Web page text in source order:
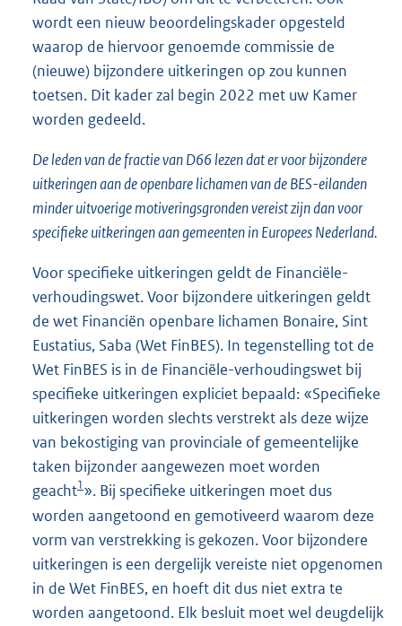
wordt een nieuw beoordelingskader opgesteld
waarop de hiervoor genoemde commissie de
(nieuwe) bijzondere uitkeringen op zou kunnen
toetsen. Dit kader zal begin 2022 met uw Kamer
worden gedeeld.
De leden van de fractie van D66 lezen dat er voor bijzondere
uitkeringen aan de openbare lichamen van de BES-eilanden
minder uitvoerige motiveringsgronden vereist zijn dan voor
specifieke uitkeringen aan gemeenten in Europees Nederland.
Voor specifieke uitkeringen geldt de Financiële-
verhoudingswet. Voor bijzondere uitkeringen geldt
de wet Financiën openbare lichamen Bonaire, Sint
Eustatius, Saba (Wet FinBES). In tegenstelling tot de
Wet FinBES is in de Financiële-verhoudingswet bij
specifieke uitkeringen expliciet bepaald: «Specifieke
uitkeringen worden slechts verstrekt als deze wijze
van bekostiging van provinciale of gemeentelijke
taken bijzonder aangewezen moet worden
geacht1». Bij specifieke uitkeringen moet dus
worden aangetoond en gemotiveerd waarom deze
vorm van verstrekking is gekozen. Voor bijzondere
uitkeringen is een dergelijk vereiste niet opgenomen
in de Wet FinBES, en hoeft dit dus niet extra te
worden aangetoond. Elk besluit moet wel deugdelijk